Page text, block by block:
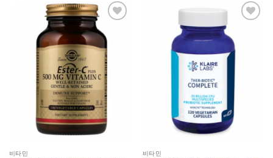
wishlist
비타민 비타민